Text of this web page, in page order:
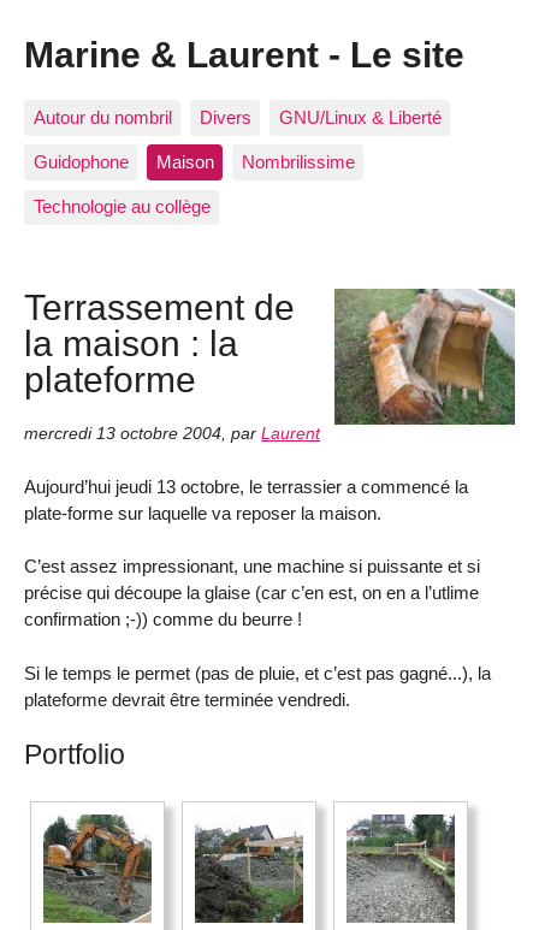
Marine & Laurent - Le site
Autour du nombril Divers GNU/Linux & Liberté
Guidophone Maison Nombrilissime
Technologie au collège
Terrassement de
la maison : la
plateforme
mercredi 13 octobre 2004 par Laurent
Aujourd’hui jeudi 13 octobre, le terrassier a commencé la
plate-forme sur laquelle va reposer la maison.
C’est assez impressionant, une machine si puissante et si
précise qui découpe la glaise (car c’en est, on en a l’utlime
confirmation ;-)) comme du beurre !
Si le temps le permet (pas de pluie, et c’est pas gagné...), la
plateforme devrait être terminée vendredi.
Portfolio